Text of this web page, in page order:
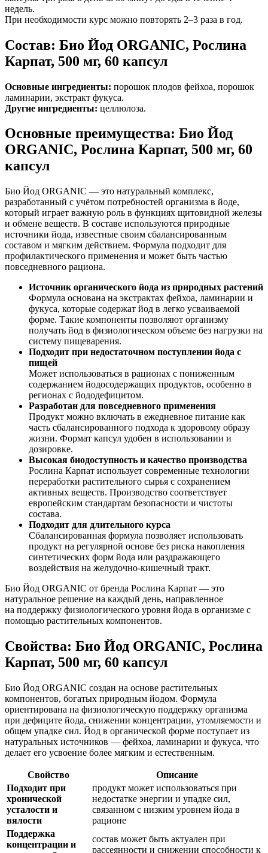
недель.
При необходимости курс можно повторять 2–3 раза в год.
Состав: Био Йод ORGANIC, Рослина
Карпат, 500 мг, 60 капсул
Основные ингредиенты: порошок плодов фейхоа, порошок
ламинарии, экстракт фукуса.
Другие ингредиенты: целлюлоза.
Основные преимущества: Био Йод
ORGANIC, Рослина Карпат, 500 мг, 60
капсул
Био Йод ORGANIC — это натуральный комплекс,
разработанный с учётом потребностей организма в йоде,
который играет важную роль в функциях щитовидной железы
и обмене веществ. В составе используются природные
источники йода, известные своим сбалансированным
составом и мягким действием. Формула подходит для
профилактического применения и может быть частью
повседневного рациона.
Источник органического йода из природных растений
Формула основана на экстрактах фейхоа, ламинарии и
фукуса, которые содержат йод в легко усваиваемой
форме. Такие компоненты позволяют организму
получать йод в физиологическом объеме без нагрузки на
систему пищеварения.
Подходит при недостаточном поступлении йода с
пищей
Может использоваться в рационах с пониженным
содержанием йодосодержащих продуктов, особенно в
регионах с йододефицитом.
Разработан для повседневного применения
Продукт можно включать в ежедневное питание как
часть сбалансированного подхода к здоровому образу
жизни. Формат капсул удобен в использовании и
дозировке.
Высокая биодоступность и качество производства
Рослина Карпат использует современные технологии
переработки растительного сырья с сохранением
активных веществ. Производство соответствует
европейским стандартам безопасности и чистоты
состава.
Подходит для длительного курса
Сбалансированная формула позволяет использовать
продукт на регулярной основе без риска накопления
синтетических форм йода или раздражающего
воздействия на желудочно-кишечный тракт.
Био Йод ORGANIC от бренда Рослина Карпат — это
натуральное решение на каждый день, направленное
на поддержку физиологического уровня йода в организме с
помощью растительных компонентов.
Свойства: Био Йод ORGANIC, Рослина
Карпат, 500 мг, 60 капсул
Био Йод ORGANIC создан на основе растительных
компонентов, богатых природным йодом. Формула
ориентирована на физиологическую поддержку организма
при дефиците йода, снижении концентрации, утомляемости и
общем упадке сил. Йод в органической форме поступает из
натуральных источников — фейхоа, ламинарии и фукуса, что
делает его усвоение более мягким и естественным.
Свойство
Описание
Подходит при
хронической
усталости и
вялости
продукт может использоваться при
недостатке энергии и упадке сил,
связанном с низким уровнем йода в
рационе
Поддержка
концентрации и
состав может быть актуален при
рассеянности и снижении способности к